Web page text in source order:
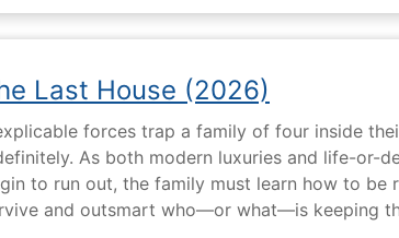
Last House (2026)
forces trap a family of four inside
As both modern luxuries and life-or-
to run out, the family must learn how to be
and outsmart who—or what—is keeping